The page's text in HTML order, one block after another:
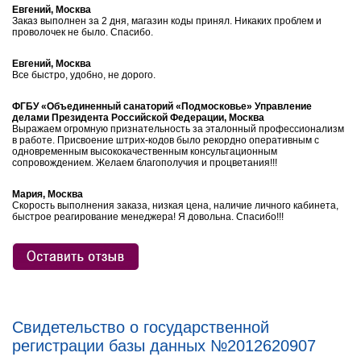
Евгений, Москва
Заказ выполнен за 2 дня, магазин коды принял. Никаких проблем и
проволочек не было. Спасибо.
Евгений, Москва
Все быстро, удобно, не дорого.
ФГБУ «Объединенный санаторий «Подмосковье» Управление
делами Президента Российской Федерации, Москва
Выражаем огромную признательность за эталонный профессионализм
в работе. Присвоение штрих-кодов было рекордно оперативным с
одновременным высококачественным консультационным
сопровождением. Желаем благополучия и процветания!!!
Мария, Москва
Скорость выполнения заказа, низкая цена, наличие личного кабинета,
быстрое реагирование менеджера! Я довольна. Спасибо!!!
Свидетельство о государственной
регистрации базы данных №2012620907